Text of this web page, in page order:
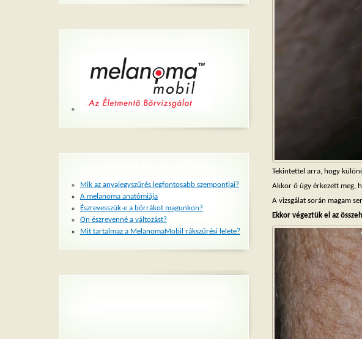
Tekintettel arra, hogy
Akkor ő úgy érkezett meg,
A vizsgálat során magam
Ekkor végeztük el az
Mik az anyajegyszűrés legfontosabb szempontjai?
A melanoma anatómiája
Észrevesszük-e a bőrrákot magunkon?
Ön észrevenné a változást?
Mit tartalmaz a MelanomaMobil rákszűrési lelete?